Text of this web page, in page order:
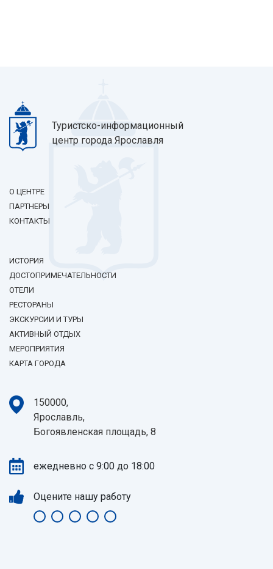
Туристско-информационный
центр города Ярославля
О ЦЕНТРЕ
ПАРТНЕРЫ
КОНТАКТЫ
ИСТОРИЯ
ДОСТОПРИМЕЧАТЕЛЬНОСТИ
ОТЕЛИ
РЕСТОРАНЫ
ЭКСКУРСИИ И ТУРЫ
АКТИВНЫЙ ОТДЫХ
МЕРОПРИЯТИЯ
КАРТА ГОРОДА
150000,
Ярославль,
Богоявленская площадь, 8
ежедневно с 9:00 до 18:00
Оцените нашу работу